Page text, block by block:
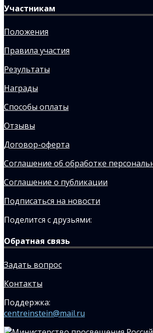
Участникам
Положения
Правила участия
Результаты
Награды
Способы оплаты
Отзывы
Договор-оферта
Соглашение об обработке
Соглашение о публикации
Подписаться на новости
Поделится с друзьями:
Обратная связь
Задать вопрос
Контакты
Поддержка:
centreinstein@mail.ru